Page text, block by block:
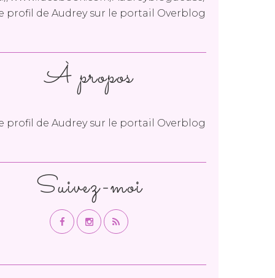
profil de Audreysur le portail Overblog
Suivez-moi
À propos
profil de Audreysur le portail Overblog